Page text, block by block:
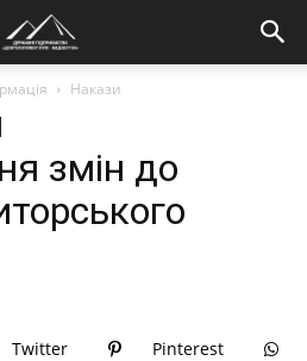
Накази
змін до
Twitter Pinterest